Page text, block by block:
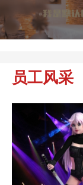
员工风采